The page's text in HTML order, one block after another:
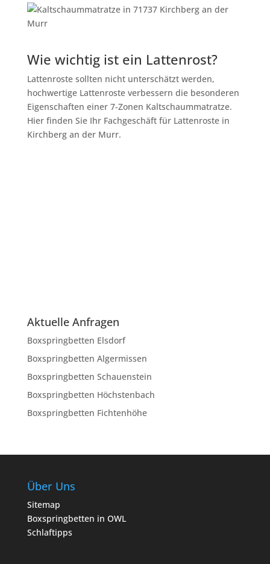
Wie wichtig ist ein Lattenrost?
Lattenroste sollten nicht unterschätzt werden,
hochwertige Lattenroste verbessern die besonderen
Eigenschaften einer 7-Zonen Kaltschaummatratze.
Hier finden Sie Ihr Fachgeschäft für Lattenroste in
Kirchberg an der Murr.
Aktuelle Anfragen
Boxspringbetten Elsdorf
Boxspringbetten Algermissen
Boxspringbetten Schauenstein
Boxspringbetten Höchstenbach
Boxspringbetten Fichtenhöhe
Über Uns
Sitemap
Boxspringbetten in OWL
Schlaftipps